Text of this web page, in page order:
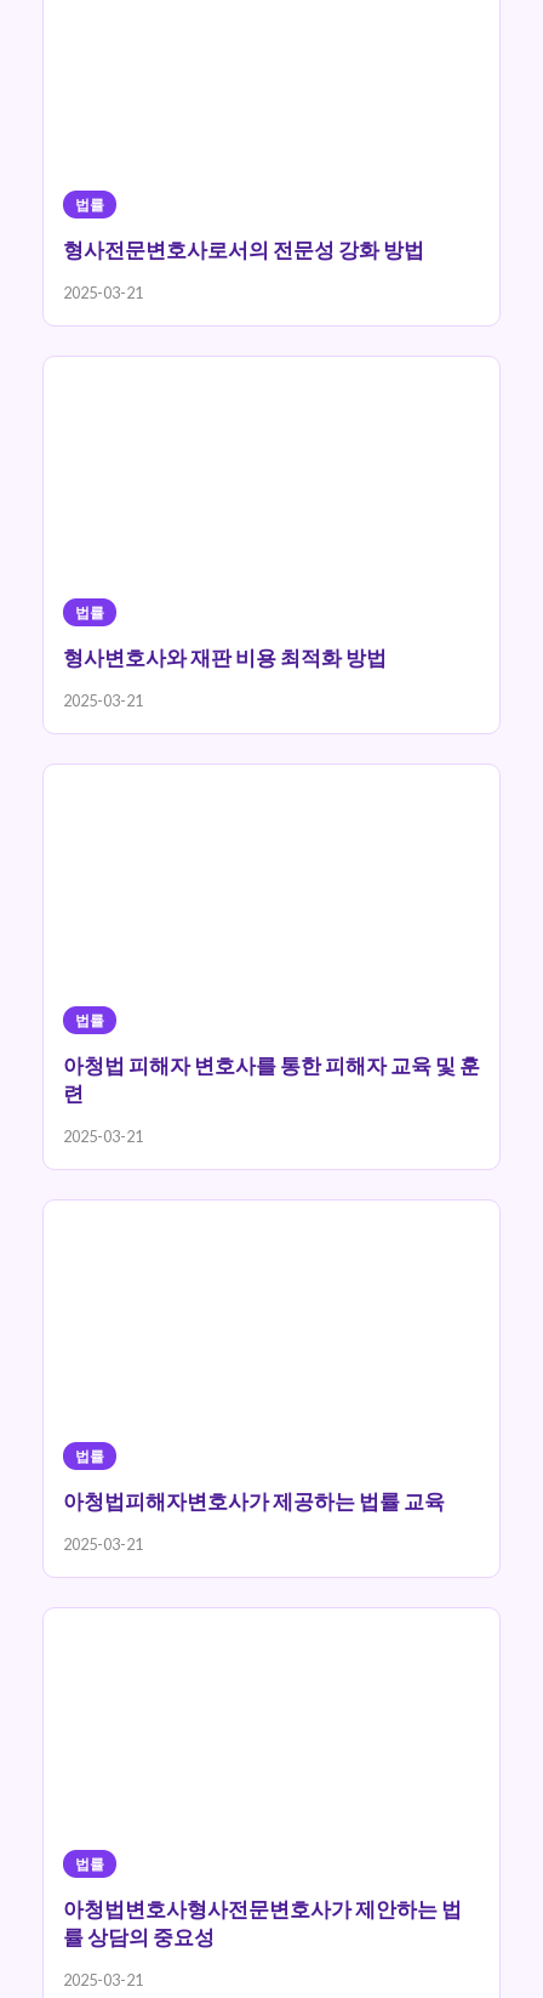
법률
형사전문변호사로서의 전문성 강화 방법
2025-03-21
법률
형사변호사와 재판 비용 최적화 방법
2025-03-21
법률
아청법 피해자 변호사를 통한 피해자 교육 및 훈
련
2025-03-21
법률
아청법피해자변호사가 제공하는 법률 교육
2025-03-21
법률
아청법변호사형사전문변호사가 제안하는 법
률 상담의 중요성
2025-03-21